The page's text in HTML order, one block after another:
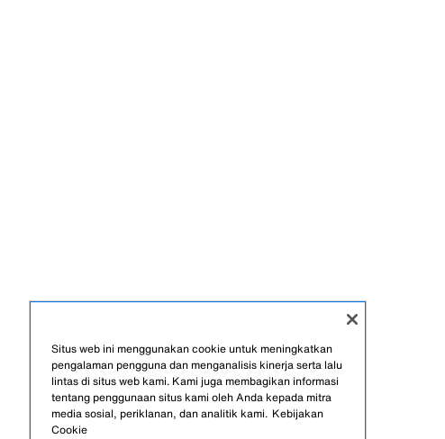
Situs web ini menggunakan cookie untuk meningkatkan
pengalaman pengguna dan menganalisis kinerja serta lalu
lintas di situs web kami. Kami juga membagikan informasi
tentang penggunaan situs kami oleh Anda kepada mitra
media sosial, periklanan, dan analitik kami. Kebijakan
Cookie